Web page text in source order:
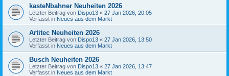
kasteNbahner Neuheiten 2026
Letzter Beitrag von Dispo13 « 27 Jan 2026, 20:05
Verfasst in Neues aus dem Markt
Artitec Neuheiten 2026
Letzter Beitrag von Dispo13 « 27 Jan 2026, 13:50
Verfasst in Neues aus dem Markt
Busch Neuheiten 2026
Letzter Beitrag von Dispo13 « 27 Jan 2026, 13:47
Verfasst in Neues aus dem Markt